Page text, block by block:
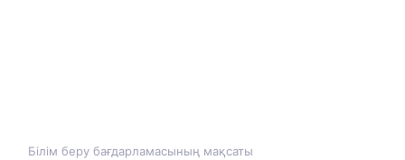
Білім беру бағдарламасының мақсаты